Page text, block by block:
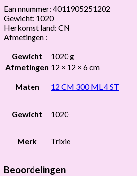
Ean nnummer: 4011905251202
Gewicht: 1020
Herkomst land: CN
Afmetingen :
Gewicht
1020 g
Afmetingen 12 × 12 × 6 cm
Maten 12 CM 300 ML 4 ST
Gewicht 1020
Merk Trixie
Beoordelingen